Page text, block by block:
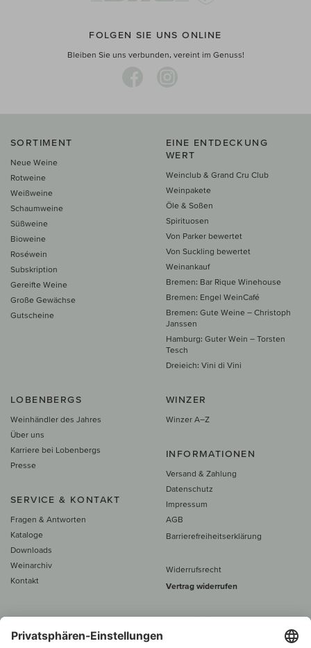
FOLGEN SIE UNS ONLINE
Bleiben Sie uns verbunden, vereint im Genuss!
SORTIMENT
Neue Weine
Rotweine
Weißweine
Schaumweine
Süßweine
Bioweine
Roséwein
Subskription
Gereifte Weine
Große Gewächse
Gutscheine
EINE ENTDECKUNG
WERT
Weinclub & Grand Cru Club
Weinpakete
Öle & Soßen
Spirituosen
Von Parker bewertet
Von Suckling bewertet
Weinankauf
Bremen: Bar Rique Winehouse
Bremen: Engel WeinCafé
Bremen: Gute Weine – Christoph
Janssen
Hamburg: Guter Wein – Torsten
Tesch
Dreieich: Vini di Vini
LOBENBERGS
Weinhändler des Jahres
Über uns
Karriere bei Lobenbergs
Presse
SERVICE & KONTAKT
Fragen & Antworten
Kataloge
Downloads
Weinarchiv
Kontakt
WINZER
Winzer A–Z
INFORMATIONEN
Versand & Zahlung
Datenschutz
Impressum
AGB
Barrierefreiheitserklärung
Widerrufsrecht
Vertrag widerrufen
Alle Preise inkl. MwSt., zzgl. 5 €
60 € versand­kosten­